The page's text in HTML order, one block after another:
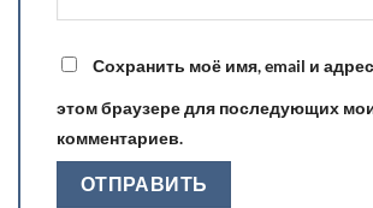
Сохранить моё имя, email и
этом браузере для последующих
комментариев.